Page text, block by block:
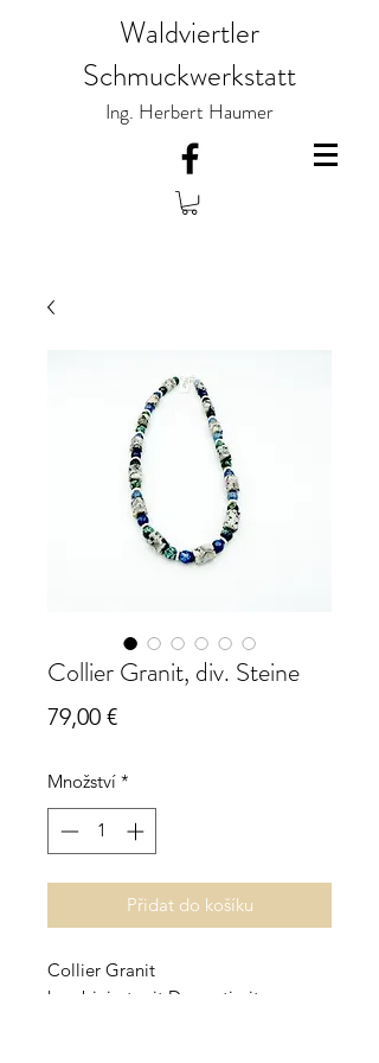
Waldviertler
Schmuckwerkstatt
Ing. Herbert Haumer
Collier Granit, div. Steine
79,00 €Cena
Množství *
Přidat do košíku
Collier Granit
kombiniert mit Dumortierit